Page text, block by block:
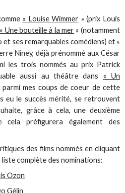
« Louise Wimmer » (prix Louis
« Une bouteille à la mer » (notamment
ses remarquables comédiens) et «
Niney, déjà prénommé aux César
les trois nommés au prix Patrick
aussi au théâtre dans « Un
parmi mes coups de coeur de cette
eu le succès mérité, se retrouvent
grâce à cela, une deuxième
cela préfigurera également des
des films nommés en cliquant
complète des nominations:
Ozon
Gélin